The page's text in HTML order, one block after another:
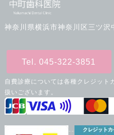
神奈川県横浜市神奈川区三ツ沢
Tel. 045-322-3851
自費診療については各種クレジット
扱いございます。
--